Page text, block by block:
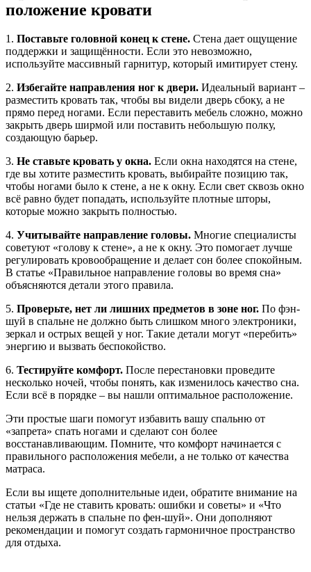
положение кровати
1. Поставьте головной конец к стене. Стена дает ощущение
поддержки и защищённости. Если это невозможно,
используйте массивный гарнитур, который имитирует стену.
2. Избегайте направления ног к двери. Идеальный вариант –
разместить кровать так, чтобы вы видели дверь сбоку, а не
прямо перед ногами. Если переставить мебель сложно, можно
закрыть дверь ширмой или поставить небольшую полку,
создающую барьер.
3. Не ставьте кровать у окна. Если окна находятся на стене,
где вы хотите разместить кровать, выбирайте позицию так,
чтобы ногами было к стене, а не к окну. Если свет сквозь окно
всё равно будет попадать, используйте плотные шторы,
которые можно закрыть полностью.
4. Учитывайте направление головы. Многие специалисты
советуют «голову к стене», а не к окну. Это помогает лучше
регулировать кровообращение и делает сон более спокойным.
В статье «Правильное направление головы во время сна»
объясняются детали этого правила.
5. Проверьте, нет ли лишних предметов в зоне ног. По фэн-
шуй в спальне не должно быть слишком много электроники,
зеркал и острых вещей у ног. Такие детали могут «перебить»
энергию и вызвать беспокойство.
6. Тестируйте комфорт. После перестановки проведите
несколько ночей, чтобы понять, как изменилось качество сна.
Если всё в порядке – вы нашли оптимальное расположение.
Эти простые шаги помогут избавить вашу спальню от
«запрета» спать ногами и сделают сон более
восстанавливающим. Помните, что комфорт начинается с
правильного расположения мебели, а не только от качества
матраса.
Если вы ищете дополнительные идеи, обратите внимание на
статьи «Где не ставить кровать: ошибки и советы» и «Что
нельзя держать в спальне по фен‑шуй». Они дополняют
рекомендации и помогут создать гармоничное пространство
для отдыха.